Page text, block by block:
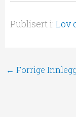
Publisert i: Lov
← Forrige